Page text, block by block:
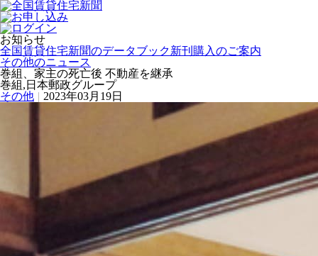
お知らせ
全国賃貸住宅新聞のデータブック新刊購入のご案内
その他のニュース
巻組、家主の死亡後 不動産を継承
巻組,日本郵政グループ
その他 | 2023年03月19日